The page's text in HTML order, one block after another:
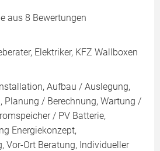
aus 8 Bewertungen
Elektriker, KFZ Wallboxen
Aufbau / Auslegung,
Planung / Berechnung, Wartung /
/ PV Batterie,
Energiekonzept,
Vor-Ort Beratung, Individueller